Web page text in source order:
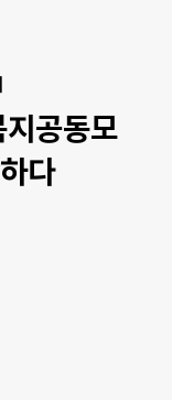
공동모
다